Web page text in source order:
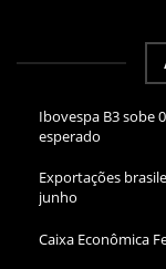
Ibovespa B3 sobe
esperado
Exportações
junho
Caixa Econômica